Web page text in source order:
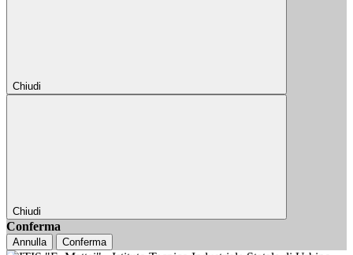
Chiudi
Chiudi
Conferma
Annulla Conferma